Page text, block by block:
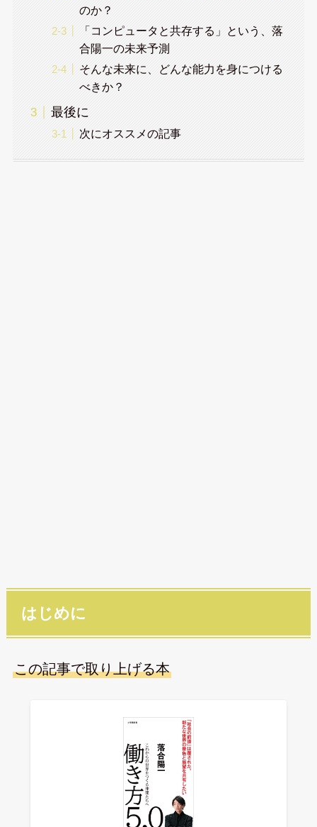
のか？
「コンピュータと共存する」という、落
合陽一の未来予測
そんな未来に、どんな能力を身につける
べきか？
最後に
次にオススメの記事
はじめに
この記事で取り上げる本